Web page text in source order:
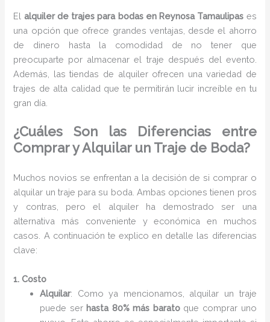
El alquiler de trajes para bodas en Reynosa Tamaulipas es
una opción que ofrece grandes ventajas, desde el ahorro
de dinero hasta la comodidad de no tener que
preocuparte por almacenar el traje después del evento.
Además, las tiendas de alquiler ofrecen una variedad de
trajes de alta calidad que te permitirán lucir increíble en tu
gran día.
¿Cuáles Son las Diferencias entre
Comprar y Alquilar un Traje de Boda?
Muchos novios se enfrentan a la decisión de si comprar o
alquilar un traje para su boda. Ambas opciones tienen pros
y contras, pero el alquiler ha demostrado ser una
alternativa más conveniente y económica en muchos
casos. A continuación te explico en detalle las diferencias
clave:
1. Costo
Alquilar: Como ya mencionamos, alquilar un traje
puede ser hasta 80% más baratoque comprar uno